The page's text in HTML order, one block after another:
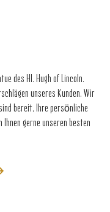
des Hl. Hugh of Lincoln.
unseres Kunden. Wir
bereit, Ihre persönliche
gerne unseren besten